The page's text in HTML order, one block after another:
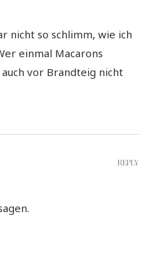
nicht so schlimm, wie ich
einmal Macarons
vor Brandteig nicht
REPLY